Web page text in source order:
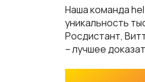
Наша команда
уникальность
Росдистант,
– лучшее